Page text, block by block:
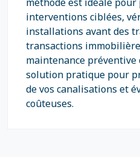
interventions ciblées,
installations avant des
transactions
maintenance préventive
solution pratique pour
de vos canalisations et
coûteuses.